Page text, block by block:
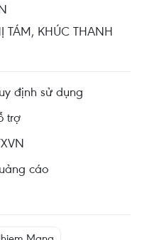
TÁM, KHÚC THANH
định sử dụng
trợ
cáo